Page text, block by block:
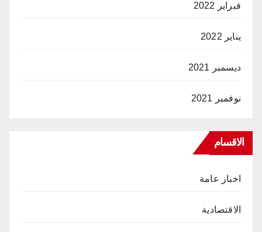
فبراير 2022
يناير 2022
ديسمبر 2021
نوفمبر 2021
الاقسام
اخبار عامة
الاقتصادية